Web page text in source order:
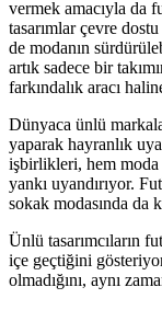
vermek amacıyla da
tasarımlar çevre
de modanın
artık sadece bir
farkındalık aracı
Dünyaca ünlü
yaparak hayranlık
işbirlikleri, hem moda
yankı uyandırıyor.
sokak modasında da
Ünlü tasarımcıların
içe geçtiğini
olmadığını, aynı